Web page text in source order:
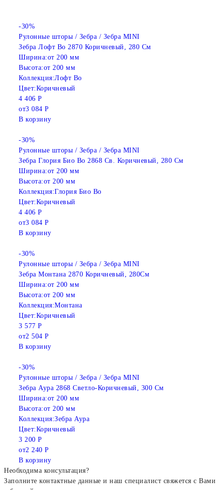
-30%
Рулонные шторы / Зебра / Зебра MINI
Зебра Лофт Во 2870 Коричневый, 280 См
Ширина:от 200 мм
Высота:от 200 мм
Коллекция:Лофт Во
Цвет:Коричневый
4 406 Р
от3 084 Р
В корзину
-30%
Рулонные шторы / Зебра / Зебра MINI
Зебра Глория Био Bo 2868 Св. Коричневый, 280 См
Ширина:от 200 мм
Высота:от 200 мм
Коллекция:Глория Био Во
Цвет:Коричневый
4 406 Р
от3 084 Р
В корзину
-30%
Рулонные шторы / Зебра / Зебра MINI
Зебра Монтана 2870 Коричневый, 280См
Ширина:от 200 мм
Высота:от 200 мм
Коллекция:Монтана
Цвет:Коричневый
3 577 Р
от2 504 Р
В корзину
-30%
Рулонные шторы / Зебра / Зебра MINI
Зебра Аура 2868 Светло-Коричневый, 300 См
Ширина:от 200 мм
Высота:от 200 мм
Коллекция:Зебра Аура
Цвет:Коричневый
3 200 Р
от2 240 Р
В корзину
Необходима консультация?
Заполните контактные данные и наш специалист свяжется с Вами